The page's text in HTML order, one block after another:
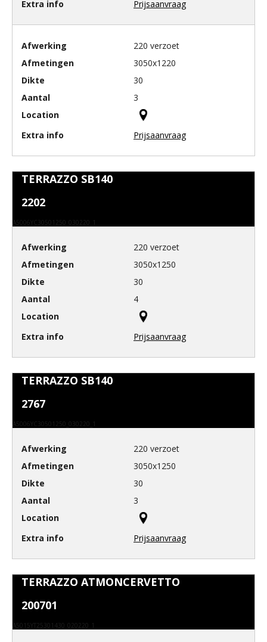
Prijsaanvraag
220 verzoet
3050x1220
30
3
Prijsaanvraag
TERRAZZO SB140
2202
A5006YC30501250_030220_1
220 verzoet
3050x1250
30
4
Prijsaanvraag
TERRAZZO SB140
2767
A5006YC30501250_030220_1
220 verzoet
3050x1250
30
3
Prijsaanvraag
TERRAZZO ATMONCERVETTO
200701
A5015YT25301430_020220_1